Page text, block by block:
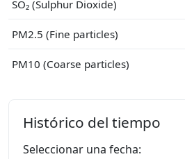
SO₂ (Sulphur Dioxide)
PM2.5 (Fine particles)
PM10 (Coarse particles)
Histórico del tiempo
Seleccionar una fecha: